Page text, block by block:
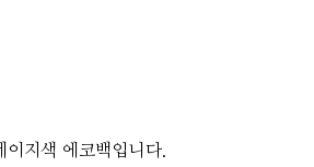
지색 에코백입니다.